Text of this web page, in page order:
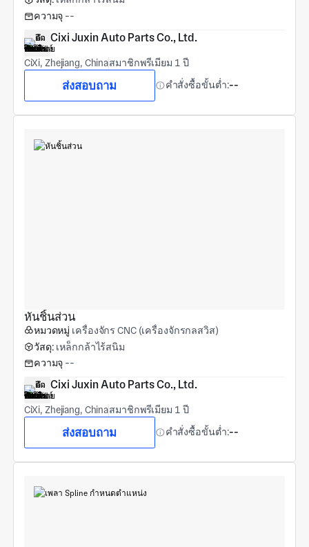
ความจุ --
Cixi Juxin Auto Parts Co., Ltd.
CiXi, Zhejiang, Chinaสมาชิกพรีเมียม 1 ปี
ส่งสอบถาม คำสั่งซื้อขั้นต่ำ:--
หันชิ้นส่วน
หมวดหมู่ เครื่องจักร CNC (เครื่องจักรกลสวิส)
วัสดุ: เหล็กกล้าไร้สนิม
ความจุ --
Cixi Juxin Auto Parts Co., Ltd.
CiXi, Zhejiang, Chinaสมาชิกพรีเมียม 1 ปี
ส่งสอบถาม คำสั่งซื้อขั้นต่ำ:--